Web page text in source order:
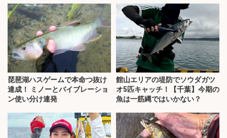
琵琶湖ハスゲームで本命つ抜け
達成！ ミノーとバイブレーショ
ン使い分け連発
館山エリアの堤防でソウダガツ
オ5匹キャッチ！【千葉】今期の
魚は一筋縄ではいかない？